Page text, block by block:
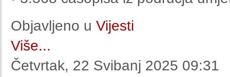
Objavljeno u Vijesti
Više...
Četvrtak, 22 Svibanj 2025 09:31